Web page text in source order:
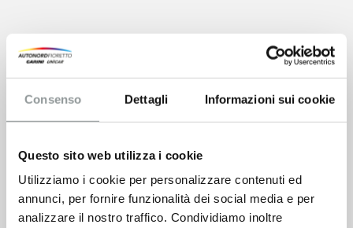
Consenso Dettagli Informazioni sui cookie
Questo sito web utilizza i cookie
Utilizziamo i cookie per personalizzare contenuti ed
annunci, per fornire funzionalità dei social media e per
analizzare il nostro traffico. Condividiamo inoltre